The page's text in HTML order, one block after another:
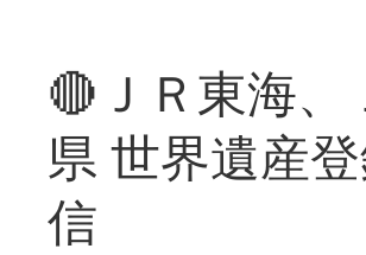
🔴ＪＲ東海
県 世界遺産
信